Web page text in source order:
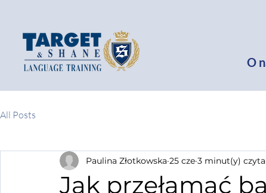
O
All Posts
Jak przełamać
Paulina Złotkowska 25 cze 3 minut(y)